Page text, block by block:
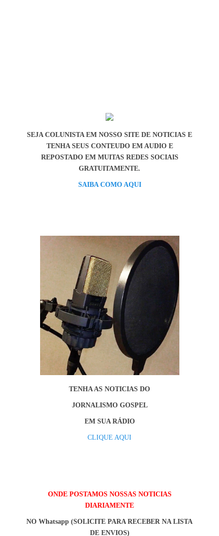
SEJA COLUNISTA EM NOSSO SITE DE NOTICIAS E
TENHA SEUS CONTEUDO EM AUDIO E
REPOSTADO EM MUITAS REDES SOCIAIS
GRATUITAMENTE.
SAIBA COMO AQUI
TENHA AS NOTICIAS DO
JORNALISMO GOSPEL
EM SUA RÁDIO
CLIQUE AQUI
ONDE POSTAMOS NOSSAS NOTICIAS
DIARIAMENTE
NO Whatsapp (SOLICITE PARA RECEBER NA LISTA
DE ENVIOS)